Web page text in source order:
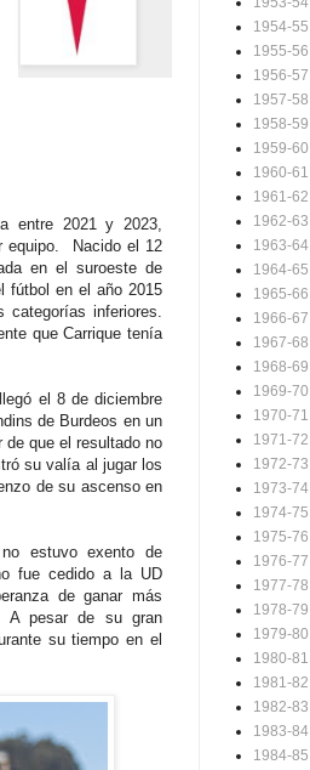
entre 2021 y 2023,
equipo. Nacido el 12
en el suroeste de
fútbol en el año 2015
categorías inferiores.
que Carrique tenía
el 8 de diciembre
de Burdeos en un
de que el resultado no
su valía al jugar los
de su ascenso en
estuvo exento de
fue cedido a la UD
de ganar más
A pesar de su gran
su tiempo en el
1954-55
1955-56
1956-57
1957-58
1958-59
1959-60
1960-61
1961-62
1962-63
1963-64
1964-65
1965-66
1966-67
1967-68
1968-69
1969-70
1970-71
1971-72
1972-73
1973-74
1974-75
1975-76
1976-77
1977-78
1978-79
1979-80
1980-81
1981-82
1982-83
1983-84
1984-85